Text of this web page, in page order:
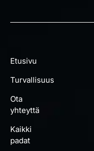
Etusivu
Turvallisuus
Ota
yhteyttä
Kaikki
padat